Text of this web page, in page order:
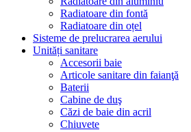
Radiatoare din fontă
Radiatoare din oțel
Sisteme de prelucrarea aerului
Unități sanitare
Accesorii baie
Articole sanitare din faianţă
Baterii
Cabine de duş
Căzi de baie din acril
Chiuvete